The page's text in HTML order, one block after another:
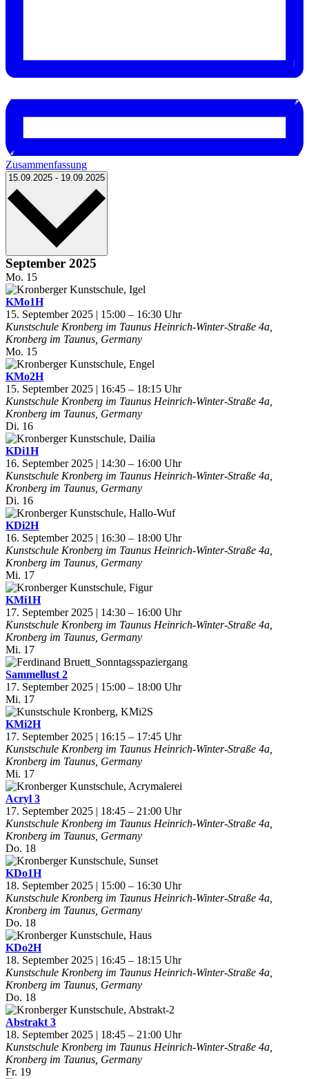
Zusammenfassung
15.09.2025 - 19.09.2025 Datum
September 2025
Mo. 15
KMo1H
15. September 2025 | 15:00 – 16:30
Kunstschule Kronberg im Taunus Heinrich-Winter-Straße 4a,
Kronberg im Taunus, Germany
Mo. 15
KMo2H
15. September 2025 | 16:45 – 18:15
Kunstschule Kronberg im Taunus Heinrich-Winter-Straße 4a,
Kronberg im Taunus, Germany
Di. 16
KDi1H
16. September 2025 | 14:30 – 16:00
Kunstschule Kronberg im Taunus Heinrich-Winter-Straße 4a,
Kronberg im Taunus, Germany
Di. 16
KDi2H
16. September 2025 | 16:30 – 18:00
Kunstschule Kronberg im Taunus Heinrich-Winter-Straße 4a,
Kronberg im Taunus, Germany
Mi. 17
KMi1H
17. September 2025 | 14:30 – 16:00
Kunstschule Kronberg im Taunus Heinrich-Winter-Straße 4a,
Kronberg im Taunus, Germany
Mi. 17
Sammellust 2
17. September 2025 | 15:00 – 18:00
Mi. 17
KMi2H
17. September 2025 | 16:15 – 17:45
Kunstschule Kronberg im Taunus Heinrich-Winter-Straße 4a,
Kronberg im Taunus, Germany
Mi. 17
Acryl 3
17. September 2025 | 18:45 – 21:00
Kunstschule Kronberg im Taunus Heinrich-Winter-Straße 4a,
Kronberg im Taunus, Germany
Do. 18
KDo1H
18. September 2025 | 15:00 – 16:30
Kunstschule Kronberg im Taunus Heinrich-Winter-Straße 4a,
Kronberg im Taunus, Germany
Do. 18
KDo2H
18. September 2025 | 16:45 – 18:15
Kunstschule Kronberg im Taunus Heinrich-Winter-Straße 4a,
Kronberg im Taunus, Germany
Do. 18
Abstrakt 3
18. September 2025 | 18:45 – 21:00
Kunstschule Kronberg im Taunus Heinrich-Winter-Straße 4a,
Kronberg im Taunus, Germany
Fr. 19